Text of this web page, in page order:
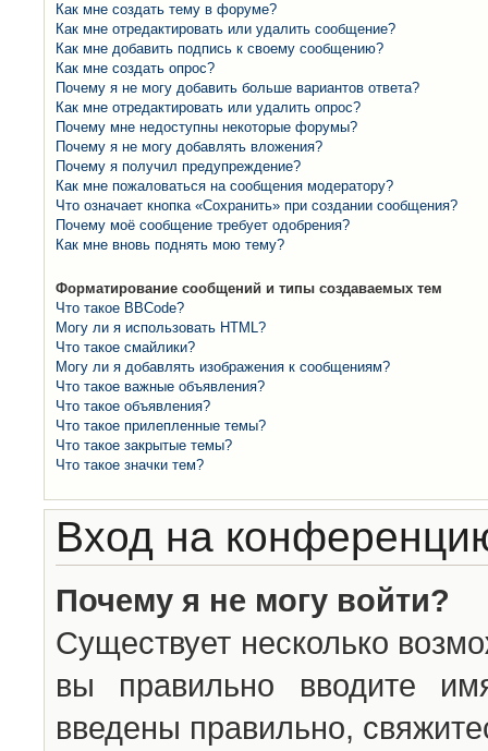
Как мне создать тему в форуме?
Как мне отредактировать или удалить сообщение?
Как мне добавить подпись к своему сообщению?
Как мне создать опрос?
Почему я не могу добавить больше вариантов ответа?
Как мне отредактировать или удалить опрос?
Почему мне недоступны некоторые форумы?
Почему я не могу добавлять вложения?
Почему я получил предупреждение?
Как мне пожаловаться на сообщения модератору?
Что означает кнопка «Сохранить» при создании сообщения?
Почему моё сообщение требует одобрения?
Как мне вновь поднять мою тему?
Форматирование сообщений и типы создаваемых тем
Что такое BBCode?
Могу ли я использовать HTML?
Что такое смайлики?
Могу ли я добавлять изображения к сообщениям?
Что такое важные объявления?
Что такое объявления?
Что такое прилепленные темы?
Что такое закрытые темы?
Что такое значки тем?
Вход на
Почему я не могу войти?
Существует несколько
вы правильно вводите
введены правильно,